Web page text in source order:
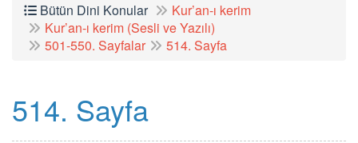
Bütün Dini Konular
Kur’an-ı kerim
Kur’an-ı kerim (Sesli ve Yazılı)
501-550. Sayfalar
514. Sayfa
514. Sayfa